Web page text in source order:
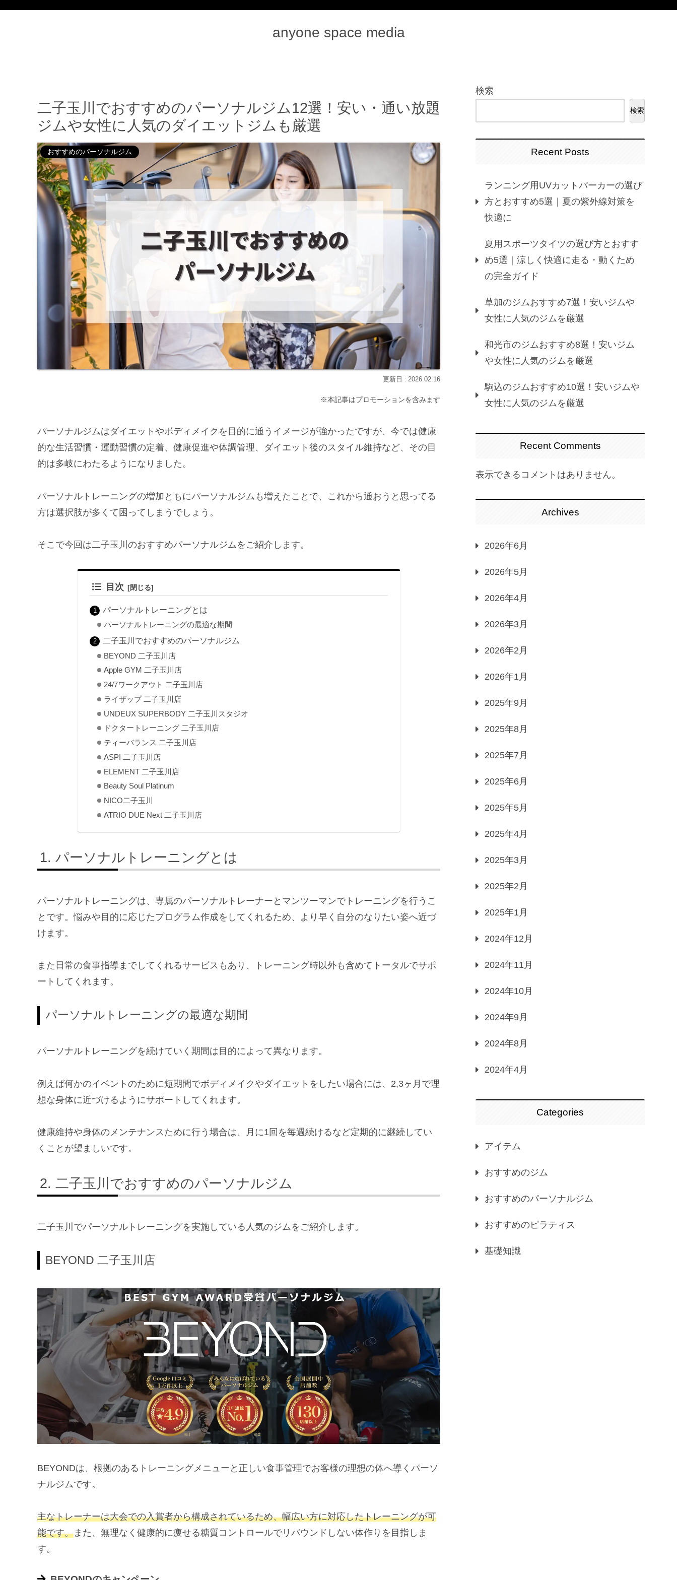
anyone space media
二子玉川でおすすめのパーソナルジム12選！安い・通い放題
ジムや女性に人気のダイエットジムも厳選
おすすめのパーソナルジム
2026.02.16
※本記事はプロモーションを含みます
パーソナルジムはダイエットやボディメイクを目的に通うイメージが強かったですが、今では健康
的な生活習慣・運動習慣の定着、健康促進や体調管理、ダイエット後のスタイル維持など、その目
的は多岐にわたるようになりました。
パーソナルトレーニングの増加ともにパーソナルジムも増えたことで、これから通おうと思ってる
方は選択肢が多くて困ってしまうでしょう。
そこで今回は二子玉川のおすすめパーソナルジムをご紹介します。
目次
パーソナルトレーニングとは
パーソナルトレーニングの最適な期間
二子玉川でおすすめのパーソナルジム
BEYOND 二子玉川店
Apple GYM 二子玉川店
24/7ワークアウト 二子玉川店
ライザップ 二子玉川店
UNDEUX SUPERBODY 二子玉川スタジオ
ドクタートレーニング 二子玉川店
ティーバランス 二子玉川店
ASPI 二子玉川店
ELEMENT 二子玉川店
Beauty Soul Platinum
NICO二子玉川
ATRIO DUE Next 二子玉川店
パーソナルトレーニングとは
パーソナルトレーニングは、専属のパーソナルトレーナーとマンツーマンでトレーニングを行うこ
とです。悩みや目的に応じたプログラム作成をしてくれるため、より早く自分のなりたい姿へ近づ
けます。
また日常の食事指導までしてくれるサービスもあり、トレーニング時以外も含めてトータルでサポ
ートしてくれます。
パーソナルトレーニングの最適な期間
パーソナルトレーニングを続けていく期間は目的によって異なります。
例えば何かのイベントのために短期間でボディメイクやダイエットをしたい場合には、2,3ヶ月で理
想な身体に近づけるようにサポートしてくれます。
健康維持や身体のメンテナンスために行う場合は、月に1回を毎週続けるなど定期的に継続してい
くことが望ましいです。
二子玉川でおすすめのパーソナルジム
二子玉川でパーソナルトレーニングを実施している人気のジムをご紹介します。
BEYOND 二子玉川店
BEYONDは、根拠のあるトレーニングメニューと正しい食事管理でお客様の理想の体へ導くパーソ
ナルジムです。
主なトレーナーは大会での入賞者から構成されているため、幅広い方に対応したトレーニングが可
能です。また、無理なく健康的に痩せる糖質コントロールでリバウンドしない体作りを目指しま
す。
検索
検索
Recent Posts
ランニング用UVカットパーカーの選び
方とおすすめ5選｜夏の紫外線対策を
快適に
夏用スポーツタイツの選び方とおすす
め5選｜涼しく快適に走る・動くため
の完全ガイド
草加のジムおすすめ7選！安いジムや
女性に人気のジムを厳選
和光市のジムおすすめ8選！安いジム
や女性に人気のジムを厳選
駒込のジムおすすめ10選！安いジムや
女性に人気のジムを厳選
Recent Comments
表示できるコメントはありません。
Archives
2026年6月
2026年5月
2026年4月
2026年3月
2026年2月
2026年1月
2025年9月
2025年8月
2025年7月
2025年6月
2025年5月
2025年4月
2025年3月
2025年2月
2025年1月
2024年12月
2024年11月
2024年10月
2024年9月
2024年8月
2024年4月
Categories
アイテム
おすすめのジム
おすすめのパーソナルジム
おすすめのピラティス
基礎知識